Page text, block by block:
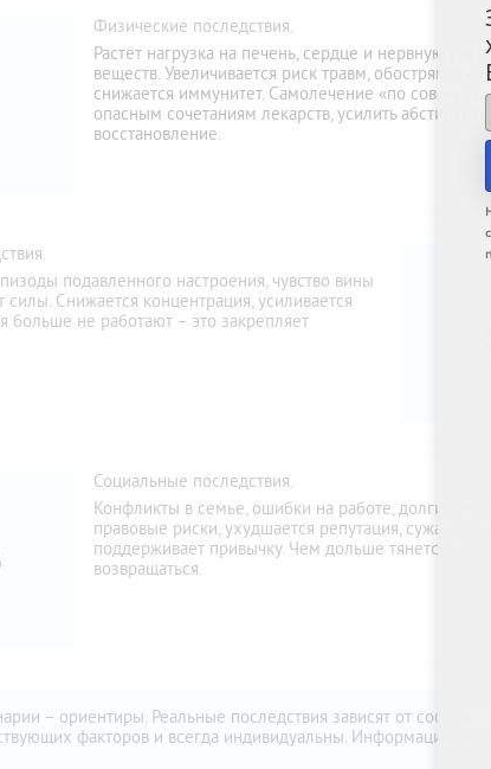
Физические последствия.
Растёт нагрузка на печень, сердце и нервную
веществ. Увеличивается риск травм, обостряются
снижается иммунитет. Самолечение «по совету
опасным сочетаниям лекарств, усилить
восстановление.
подавленного настроения, чувство вины
Снижается концентрация, усиливается
больше не работают – это закрепляет
Социальные последствия.
Конфликты в семье, ошибки на работе, долги и
правовые риски, ухудшается репутация, сужается
поддерживает привычку. Чем дольше тянется
возвращаться.
– ориентиры. Реальные последствия зависят от состояния
факторов и всегда индивидуальны. Информация не